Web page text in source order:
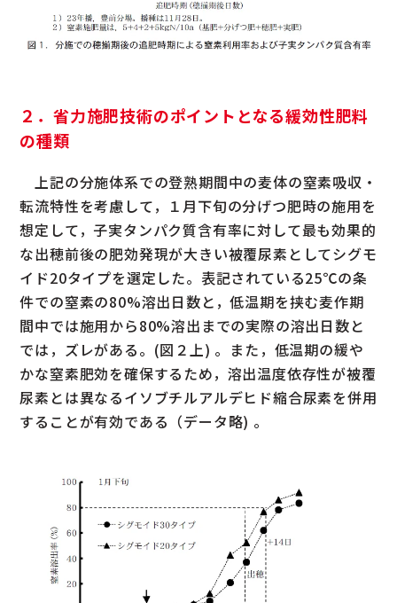
２．省力施肥技術のポイントとなる緩効性肥料
の種類
上記の分施体系での登熟期間中の麦体の窒素吸収・
転流特性を考慮して，１月下旬の分げつ肥時の施用を
想定して，子実タンパク質含有率に対して最も効果的
な出穂前後の肥効発現が大きい被覆尿素としてシグモ
イド20タイプを選定した。表記されている25℃の条
件での窒素の80%溶出日数と，低温期を挟む麦作期
間中では施用から80%溶出までの実際の溶出日数と
では，ズレがある。(図２上) 。また，低温期の緩や
かな窒素肥効を確保するため，溶出温度依存性が被覆
尿素とは異なるイソブチルアルデヒド縮合尿素を併用
することが有効である（データ略) 。